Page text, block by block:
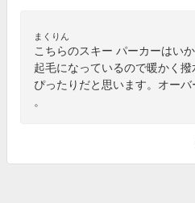
まくりん
こちらのスキー パーカーはい
起毛になっているので暖かく
ぴったりだと思います。オー
。